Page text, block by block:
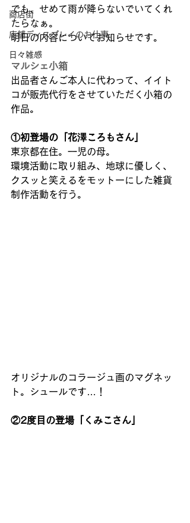
商店街
店舗ディスプレイのお仕事
日々雑感
でも、せめて雨が降らないでいてくれ
たらなぁ。
明日の内容についてお知らせです。
マルシェ小箱
出品者さんご本人に代わって、イイト
コが販売代行をさせていただく小箱の
作品。
①初登場の「花澤ころもさん」
東京都在住。一児の母。
環境活動に取り組み、地球に優しく、
クスッと笑えるをモットーにした雑貨
制作活動を行う。
オリジナルのコラージュ画のマグネッ
ト。シュールです…！
②2度目の登場「くみこさん」